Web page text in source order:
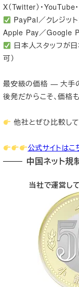
X（Twitter）・
PayPal／クレジッ
Apple Pay／Google
日本人スタッフが
可）
最安級の価格 — 大手
後発だからこそ、価格
他社とぜひ比較し
公式サイトはこ
中国ネット
当社で運営し